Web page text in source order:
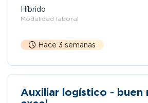
Híbrido
Modalidad laboral
Hace 3 semanas
Auxiliar logístico - buen